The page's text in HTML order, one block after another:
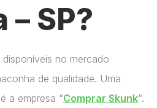
– SP?
no mercado
de qualidade. Uma
a empresa “Comprar Skunk“.